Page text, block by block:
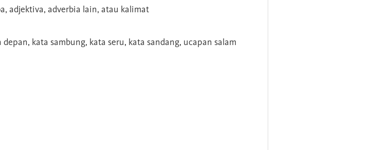
adjektiva, adverbia lain, atau kalimat
kata sambung, kata seru, kata sandang, ucapan salam